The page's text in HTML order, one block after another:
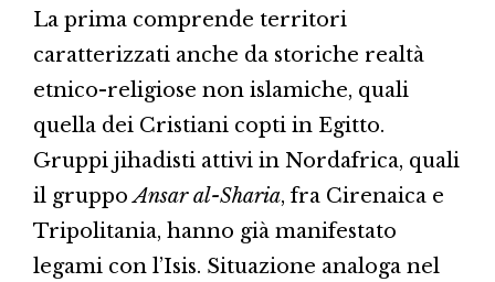
La prima comprende territori
caratterizzati anche da storiche realtà
etnico-religiose non islamiche, quali
quella dei Cristiani copti in Egitto.
Gruppi jihadisti attivi in Nordafrica, quali
il gruppoAnsar al-Sharia, fra Cirenaica e
Tripolitania, hanno già manifestato
legami con l’Isis. Situazione analoga nel